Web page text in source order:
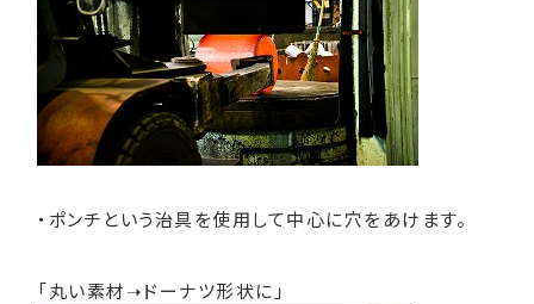
・ポンチという治具を使用して中心に穴をあけます。
「丸い素材➝ドーナツ形状に」